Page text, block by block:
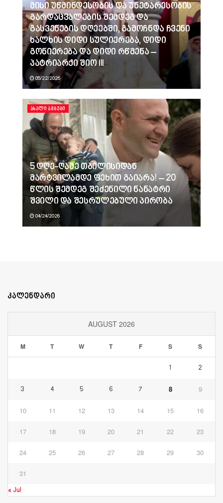
მისი უწმინდესობის და უნეტარესობის
გარდაცვალების შემდეგ და
გასვენების დღეებში, გამოჩნდა ჩვენი
ხალხის დიდი სულიერება, დიდი
გონიერება და დიდი რწმენა –
პატრიარქი შიო III
05/22/2026
ᲐᲮᲐᲚᲘ ᲐᲛᲑᲔᲑᲘ
5 დღე-ღამე თბილისიდან
მარტვილამდე ფეხით გაიარა! – 20
წლის შემდეგ შეძენილი ნანატრი
შვილი და შესრულებული პირობა
04/24/2026
კალენდარი
AUGUST 2026
M T W T F S S
1 2
3 4 5 6 7 8 9
10 11 12 13 14 15 16
17 18 19 20 21 22 23
24 25 26 27 28 29 30
31
« Jul